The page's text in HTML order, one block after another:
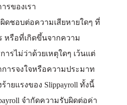
รของเรา
ผิดชอบต่อความเสียหายใดๆ ที่
หรือที่เกิดขึ้นจากความ
ารไม่ว่าด้วยเหตุใดๆ เว้นแต่
การจงใจหรือความประมาท
ายแรงของ Slippayroll ทั้งนี้
จำกัดความรับผิดต่อค่า